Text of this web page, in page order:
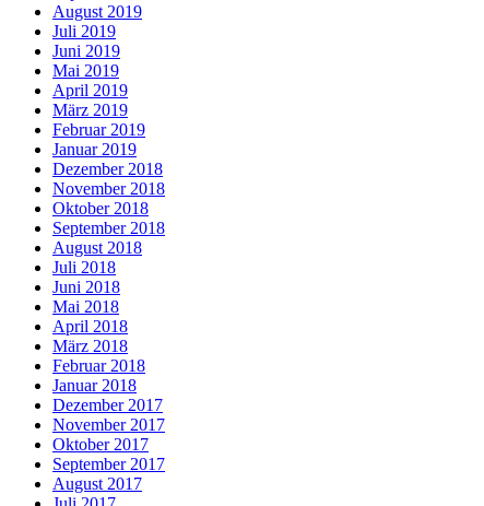
August 2019
Juli 2019
Juni 2019
Mai 2019
April 2019
März 2019
Februar 2019
Januar 2019
Dezember 2018
November 2018
Oktober 2018
September 2018
August 2018
Juli 2018
Juni 2018
Mai 2018
April 2018
März 2018
Februar 2018
Januar 2018
Dezember 2017
November 2017
Oktober 2017
September 2017
August 2017